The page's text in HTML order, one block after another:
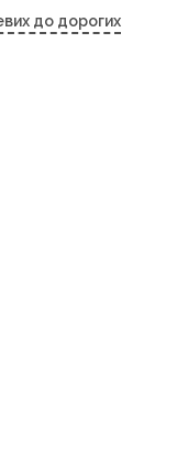
до дорогих